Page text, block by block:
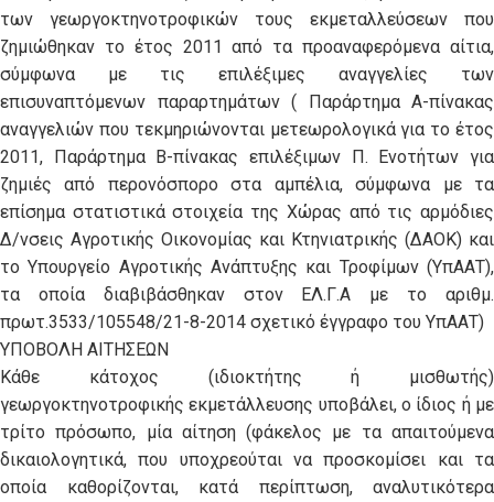
των γεωργοκτηνοτροφικών τους εκμεταλλεύσεων που
ζημιώθηκαν το έτος 2011 από τα προαναφερόμενα αίτια,
σύμφωνα με τις επιλέξιμες αναγγελίες των
επισυναπτόμενων παραρτημάτων ( Παράρτημα Α-πίνακας
αναγγελιών που τεκμηριώνονται μετεωρολογικά για το έτος
2011, Παράρτημα Β-πίνακας επιλέξιμων Π. Ενοτήτων για
ζημιές από περονόσπορο στα αμπέλια, σύμφωνα με τα
επίσημα στατιστικά στοιχεία της Χώρας από τις αρμόδιες
Δ/νσεις Αγροτικής Οικονομίας και Κτηνιατρικής (ΔΑΟΚ) και
το Υπουργείο Αγροτικής Ανάπτυξης και Τροφίμων (ΥπΑΑΤ),
τα οποία διαβιβάσθηκαν στον ΕΛ.Γ.Α με το αριθμ.
πρωτ.3533/105548/21-8-2014 σχετικό έγγραφο του ΥπΑΑΤ)
ΥΠΟΒΟΛΗ ΑΙΤΗΣΕΩΝ
Κάθε κάτοχος (ιδιοκτήτης ή μισθωτής)
γεωργοκτηνοτροφικής εκμετάλλευσης υποβάλει, ο ίδιος ή με
τρίτο πρόσωπο, μία αίτηση (φάκελος με τα απαιτούμενα
δικαιολογητικά, που υποχρεούται να προσκομίσει και τα
οποία καθορίζονται, κατά περίπτωση, αναλυτικότερα